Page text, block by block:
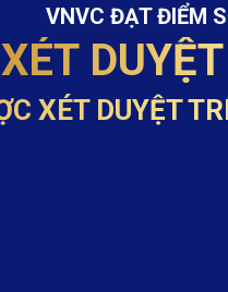
VNVC ĐẠT ĐIỂM
XÉT
XÉT DUYỆT